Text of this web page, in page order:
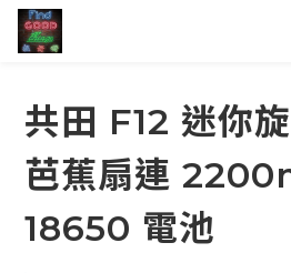
共田 F12 迷你
芭蕉扇連
18650 電池